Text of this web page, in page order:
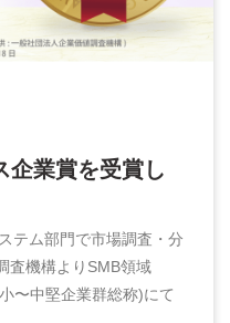
業賞を受賞し
テム部門で市場調査・分
査機構よりSMB領域
中堅企業群総称)にて